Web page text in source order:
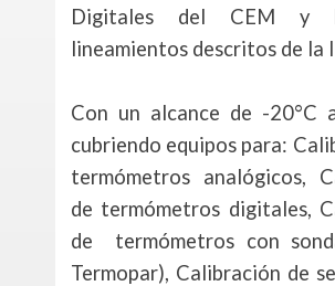
Digitales del CEM y
lineamientos descritos de la
Con un alcance de -20°C
cubriendo equipos para:
termómetros analógicos,
de termómetros digitales,
de termómetros con
Termopar), Calibración de